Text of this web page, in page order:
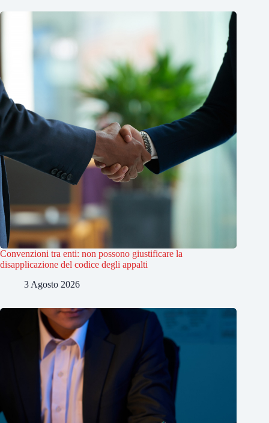
Convenzioni tra enti: non possono giustificare la
disapplicazione del codice degli appalti
3 Agosto 2026